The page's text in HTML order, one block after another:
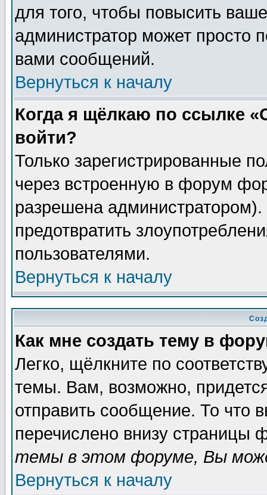
для того, чтобы повысить
администратор может просто
вами сообщений.
Вернуться к началу
Когда я щёлкаю по ссылке
войти?
Только зарегистрированные
через встроенную в форум
разрешена
предотвратить
пользователями.
Вернуться к началу
Как мне создать тему в
Легко, щёлкните по
темы. Вам, возможно,
отправить сообщение. То что
перечислено внизу страницы
темы в этом форуме, Вы
Вернуться к началу